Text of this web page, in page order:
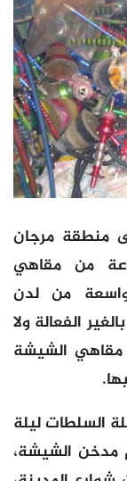
منطقة مرجان
من مقاهي
واسعة من لدن
الفعالة ولا
الشيشة
السلطات ليلة
مدخن الشيشة،